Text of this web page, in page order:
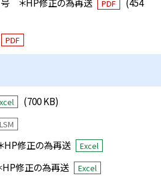
PDF
PDF
(700 KB)
修正の為再送 Excel
修正の為再送 Excel